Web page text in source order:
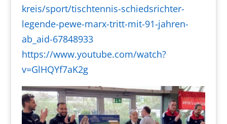
kreis/sport/tischtennis-schiedsrichter-
legende-pewe-marx-tritt-mit-91-jahren-
ab_aid-67848933
https://www.youtube.com/watch?
v=GlHQYf7aK2g